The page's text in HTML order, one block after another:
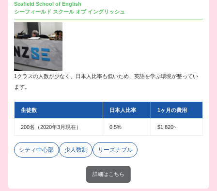
Seafield School of English
シーフィールド スクール オブ イングリッシュ
1クラスの人数が少なく、日本人比率も低いため、英語を学ぶ環境が整ってい
ます。
生徒数 日本人比率 1ヶ月の費用
200名（2020年3月現在） 0.5% $1,820~
シティ中心部 少人数制 リーズナブル
詳細はこちら